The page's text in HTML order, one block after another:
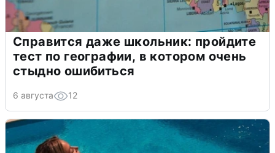
Справится даже школьник: пройдите
тест по географии, в котором очень
стыдно ошибиться
6 августа 12